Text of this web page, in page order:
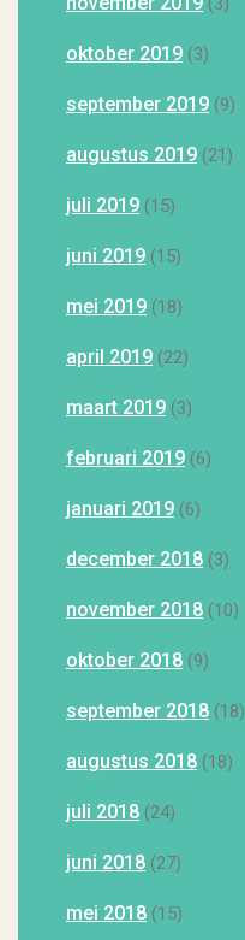
oktober 2019 (3)
september 2019 (9)
augustus 2019 (21)
juli 2019 (15)
juni 2019 (15)
mei 2019 (18)
april 2019 (22)
maart 2019 (3)
februari 2019 (6)
januari 2019 (6)
december 2018 (3)
november 2018 (10)
oktober 2018 (9)
september 2018 (18)
augustus 2018 (18)
juli 2018 (24)
juni 2018 (27)
mei 2018 (15)